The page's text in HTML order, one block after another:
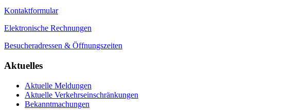
Kontaktformular
Elektronische Rechnungen
Besucheradressen & Öffnungszeiten
Aktuelles
Aktuelle Meldungen
Aktuelle Verkehrseinschränkungen
Bekanntmachungen